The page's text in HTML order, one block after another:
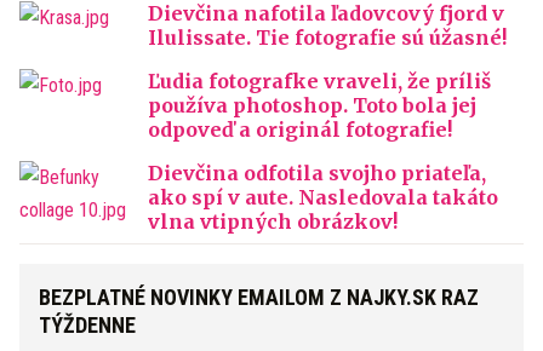
Dievčina nafotila ľadovcový fjord v
Ilulissate. Tie fotografie sú úžasné!
Ľudia fotografke vraveli, že príliš
používa photoshop. Toto bola jej
odpoveď a originál fotografie!
Dievčina odfotila svojho priateľa,
ako spí v aute. Nasledovala takáto
vlna vtipných obrázkov!
BEZPLATNÉ NOVINKY EMAILOM Z NAJKY.SK RAZ
TÝŽDENNE